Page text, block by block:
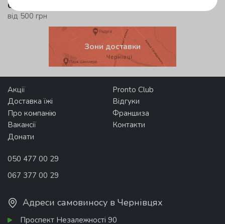
безкоштовна доставка
від 500 грн
Зони доставки
Акції
Pronto Club
Доставка їжі
Відгуки
Про компанію
Франшиза
Вакансії
Контакти
Донати
050 477 00 29
067 377 00 29
Адреси самовиносу в Чернівцях
Проспект Незалежності 90